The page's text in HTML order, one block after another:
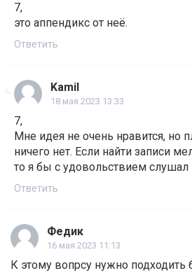
7,
это аппендикс от неё.
Ответить
Kamil
18 мая 2023 13:33
7,
Мне идея не очень нравится, но
ничего нет. Если найти записи
то я бы с удовольствием слушал
Ответить
Федик
16 мая 2023 11:13
К этому вопрсу нужно подходить